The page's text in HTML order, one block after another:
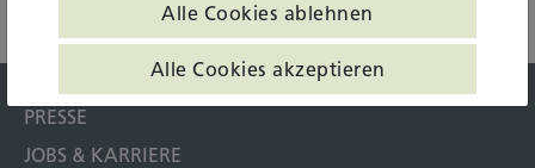
Aachen
PRESSE
JOBS & KARRIERE
Alle Cookies ablehnen
Alle Cookies akzeptieren